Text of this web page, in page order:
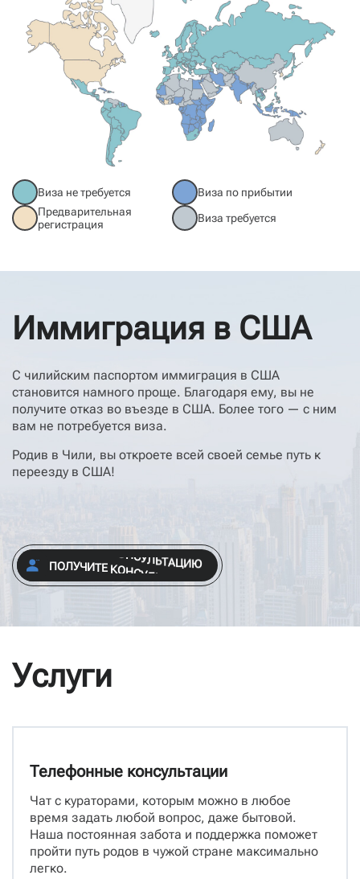
Виза не требуется
Виза по прибытии
Предварительная
регистрация
Виза требуется
Иммиграция в США
С чилийским паспортом иммиграция в США
становится намного проще. Благодаря ему, вы не
получите отказ во въезде в США. Более того — с ним
вам не потребуется виза.
Родив в Чили, вы откроете всей своей семье путь к
переезду в США!
ПОЛУЧИТЕКОНСУЛЬТАЦИЮ
ПОЛУЧИТЕ КОНСУЛЬТАЦИЮ
Услуги
Телефонные консультации
Чат с кураторами, которым можно в любое
время задать любой вопрос, даже бытовой.
Наша постоянная забота и поддержка поможет
пройти путь родов в чужой стране максимально
легко.